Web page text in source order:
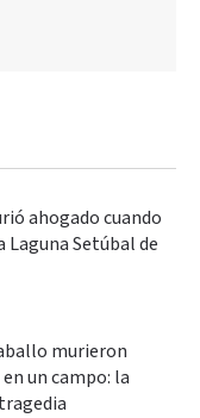
ahogado cuando
Laguna Setúbal de
murieron
un campo: la